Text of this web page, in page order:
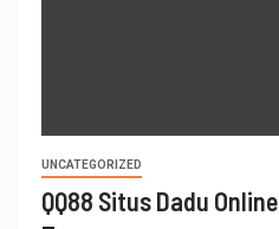
UNCATEGORIZED
QQ88 Situs Dadu